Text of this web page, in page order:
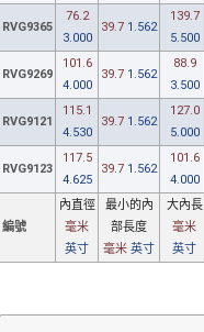
RVG9365
76.2
3.000
39.7 1.562
139.7
5.500
RVG9269
101.6
4.000
39.7 1.562
88.9
3.500
RVG9121
115.1
4.530
39.7 1.562
127.0
5.000
RVG9123
117.5
4.625
39.7 1.562
101.6
4.000
編號
內直徑
毫米
英寸
最小的內
部長度
毫米 英寸
大內長
毫米
英寸